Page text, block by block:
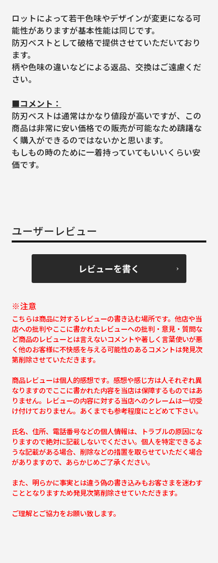
ロットによって若干色味やデザインが変更になる可
能性がありますが基本性能は同じです。
防刃ベストとして破格で提供させていただいており
ます。
柄や色味の違いなどによる返品、交換はご遠慮くだ
さい。
■コメント：
防刃ベストは通常はかなり値段が高いですが、この
商品は非常に安い価格での販売が可能なため躊躇な
く購入ができるのではないかと思います。
もしもの時のために一着持っていてもいいくらい安
価です。
ユーザーレビュー
レビューを書く
※注意
こちらは商品に対するレビューの書き込む場所です。他店や当
店への批判やここに書かれたレビューへの批判・意見・質問な
ど商品のレビューとは言えないコメントや著しく言葉使いが悪
く他のお客様に不快感を与える可能性のあるコメントは発見次
第削除させていただきます。
商品レビューは個人的感想です。感想や感じ方は人それぞれ異
なりますのでここに書かれた内容を当店は保障するものではあ
りません。レビューの内容に対する当店へのクレームは一切受
け付けておりません。あくまでも参考程度にとどめて下さい。
氏名、住所、電話番号などの個人情報は、トラブルの原因にな
りますので絶対に記載しないでください。個人を特定できるよ
うな記載がある場合、削除などの措置を取らせていただく場合
がありますので、あらかじめご了承ください。
また、明らかに事実とは違う偽の書き込みもお客さまを迷わす
こととなりますため発見次第削除させていただきます。
ご理解とご協力をお願い致します。